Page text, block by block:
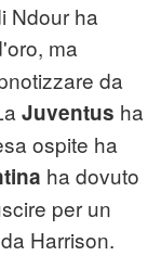
Ndour ha
ma
da
Juventus ha
ospite ha
ha dovuto
per un
Harrison.